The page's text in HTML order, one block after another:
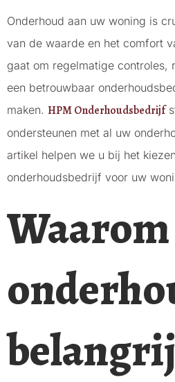
Onderhoud aan uw woning is
van de waarde en het comfort
gaat om regelmatige controles,
een betrouwbaar
maken. HPM Onderhoudsbedrijf
ondersteunen met al uw
artikel helpen we u bij het
onderhoudsbedrijf voor uw